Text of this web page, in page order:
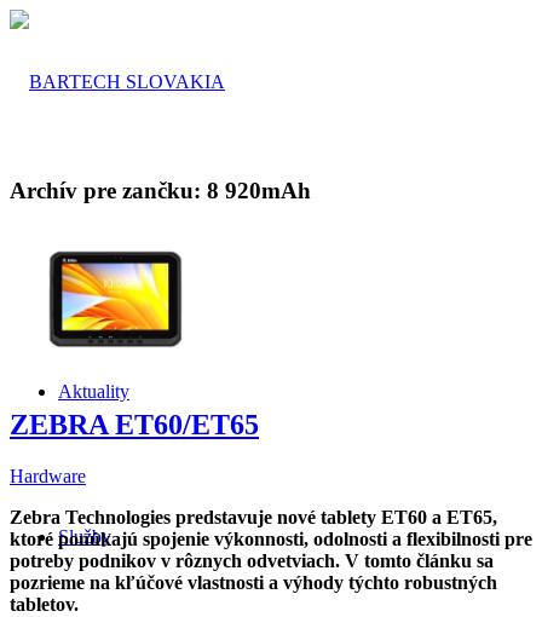
O nás
Aktuality
Služby
Archív pre zančku: 8 920mAh
ZEBRA ET60/ET65
Hardware
Zebra Technologies predstavuje nové tablety ET60 a ET65,
ktoré ponúkajú spojenie výkonnosti, odolnosti a flexibilnosti pre
potreby podnikov v rôznych odvetviach. V tomto článku sa
pozrieme na kľúčové vlastnosti a výhody týchto robustných
tabletov.